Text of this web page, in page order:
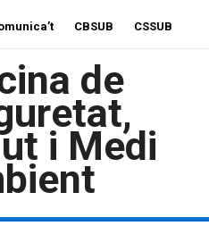
CBSUB CSSUB
de
i Medi